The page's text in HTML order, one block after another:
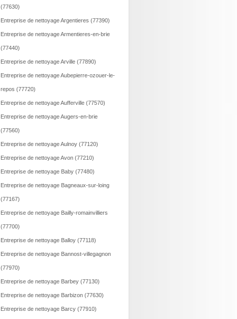
(77630)
Entreprise de nettoyage Argentieres (77390)
Entreprise de nettoyage Armentieres-en-brie
(77440)
Entreprise de nettoyage Arville (77890)
Entreprise de nettoyage Aubepierre-ozouer-le-
repos (77720)
Entreprise de nettoyage Aufferville (77570)
Entreprise de nettoyage Augers-en-brie
(77560)
Entreprise de nettoyage Aulnoy (77120)
Entreprise de nettoyage Avon (77210)
Entreprise de nettoyage Baby (77480)
Entreprise de nettoyage Bagneaux-sur-loing
(77167)
Entreprise de nettoyage Bailly-romainvilliers
(77700)
Entreprise de nettoyage Balloy (77118)
Entreprise de nettoyage Bannost-villegagnon
(77970)
Entreprise de nettoyage Barbey (77130)
Entreprise de nettoyage Barbizon (77630)
Entreprise de nettoyage Barcy (77910)